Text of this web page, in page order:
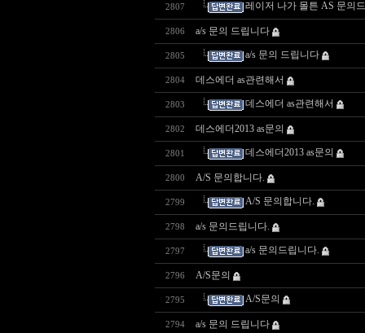
2807 레이저 나가 몰튼 AS 문의
2806 a/s 문의 드립니다
2805 a/s 문의 드립니다
2804 데스에더 as관련해서
2803 데스에더 as관련해서
2802 데스에더2013 as문의
2801 데스에더2013 as문의
2800 A/S 문의합니다.
2799 A/S 문의합니다.
2798 a/s 문의드립니다.
2797 a/s 문의드립니다.
2796 A/S문의
2795 A/S문의
2794 a/s 문의 드립니다